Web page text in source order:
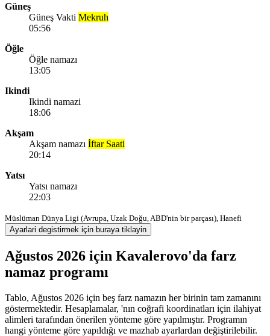
Güneş
Güneş Vakti Mekruh
05:56
Öğle
Öğle namazı
13:05
Ikindi
Ikindi namazi
18:06
Akşam
Akşam namazı İftar Saati
20:14
Yatsı
Yatsı namazı
22:03
Müslüman Dünya Ligi (Avrupa, Uzak Doğu, ABD'nin bir parçası), Hanefi
Ayarlari degistirmek için buraya tiklayin
Ağustos 2026 için Kavalerovo'da farz
namaz programı
Tablo, Ağustos 2026 için beş farz namazın her birinin tam zamanını
göstermektedir. Hesaplamalar, 'nın coğrafi koordinatları için ilahiyat
alimleri tarafından önerilen yönteme göre yapılmıştır. Programın
hangi yönteme göre yapıldığı ve mazhab ayarlardan değiştirilebilir.